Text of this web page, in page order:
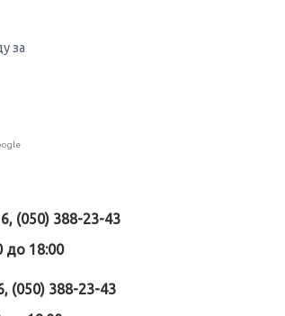
за
(050) 388-23-43
до 18:00
(050) 388-23-43